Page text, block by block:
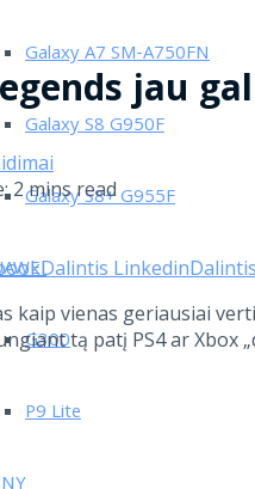
Galaxy A7 SM-A750FN
Galaxy S8 G950F
Galaxy S8+ G955F
G300
P9 Lite
jau
2 mins read
Dalintis Linkedin
kaip vienas geriausiai
tą patį PS4 ar Xbox